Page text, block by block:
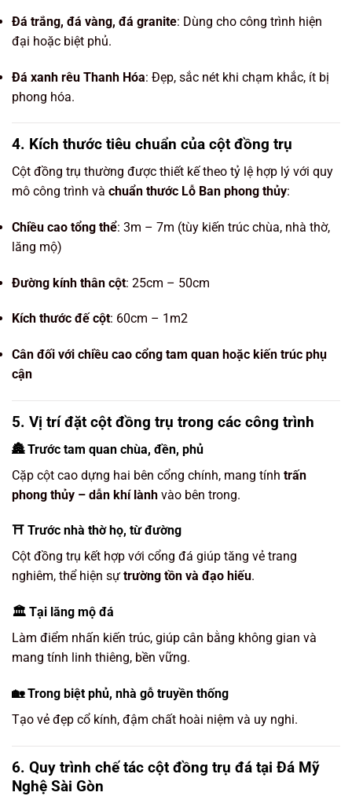
Đá trắng, đá vàng, đá granite: Dùng cho công trình hiện
đại hoặc biệt phủ.
Đá xanh rêu Thanh Hóa: Đẹp, sắc nét khi chạm khắc, ít bị
phong hóa.
4. Kích thước tiêu chuẩn của cột đồng trụ
Cột đồng trụ thường được thiết kế theo tỷ lệ hợp lý với quy
mô công trình và chuẩn thước Lỗ Ban phong thủy:
Chiều cao tổng thể: 3m – 7m (tùy kiến trúc chùa, nhà thờ,
lăng mộ)
Đường kính thân cột: 25cm – 50cm
Kích thước đế cột: 60cm – 1m2
Cân đối với chiều cao cổng tam quan hoặc kiến trúc phụ
cận
5. Vị trí đặt cột đồng trụ trong các công trình
🏯 Trước tam quan chùa, đền, phủ
Cặp cột cao dựng hai bên cổng chính, mang tính trấn
phong thủy – dẫn khí lành vào bên trong.
⛩ Trước nhà thờ họ, từ đường
Cột đồng trụ kết hợp với cổng đá giúp tăng vẻ trang
nghiêm, thể hiện sự trường tồn và đạo hiếu.
🏛 Tại lăng mộ đá
Làm điểm nhấn kiến trúc, giúp cân bằng không gian và
mang tính linh thiêng, bền vững.
🏡 Trong biệt phủ, nhà gỗ truyền thống
Tạo vẻ đẹp cổ kính, đậm chất hoài niệm và uy nghi.
6. Quy trình chế tác cột đồng trụ đá tại Đá Mỹ
Nghệ Sài Gòn